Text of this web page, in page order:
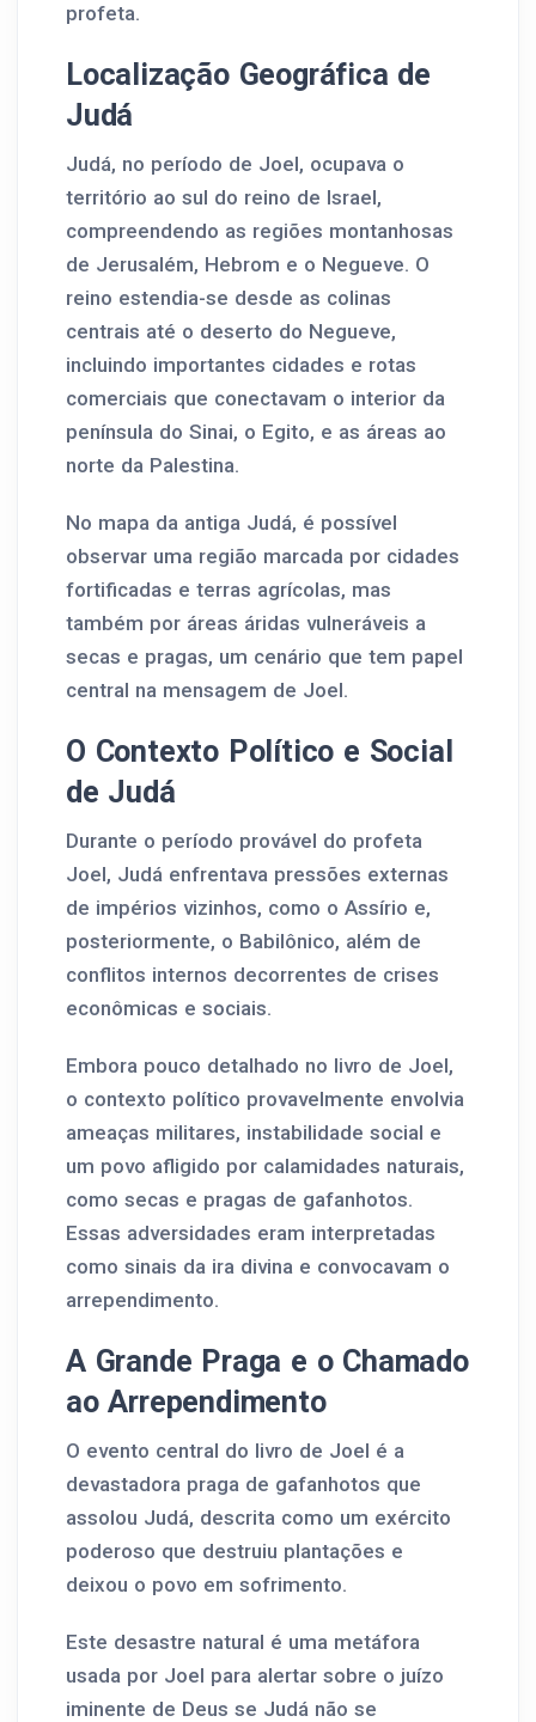
profeta.
Localização Geográfica de
Judá
Judá, no período de Joel, ocupava o
território ao sul do reino de Israel,
compreendendo as regiões montanhosas
de Jerusalém, Hebrom e o Negueve. O
reino estendia-se desde as colinas
centrais até o deserto do Negueve,
incluindo importantes cidades e rotas
comerciais que conectavam o interior da
península do Sinai, o Egito, e as áreas ao
norte da Palestina.
No mapa da antiga Judá, é possível
observar uma região marcada por cidades
fortificadas e terras agrícolas, mas
também por áreas áridas vulneráveis a
secas e pragas, um cenário que tem papel
central na mensagem de Joel.
O Contexto Político e Social
de Judá
Durante o período provável do profeta
Joel, Judá enfrentava pressões externas
de impérios vizinhos, como o Assírio e,
posteriormente, o Babilônico, além de
conflitos internos decorrentes de crises
econômicas e sociais.
Embora pouco detalhado no livro de Joel,
o contexto político provavelmente envolvia
ameaças militares, instabilidade social e
um povo afligido por calamidades naturais,
como secas e pragas de gafanhotos.
Essas adversidades eram interpretadas
como sinais da ira divina e convocavam o
arrependimento.
A Grande Praga e o Chamado
ao Arrependimento
O evento central do livro de Joel é a
devastadora praga de gafanhotos que
assolou Judá, descrita como um exército
poderoso que destruiu plantações e
deixou o povo em sofrimento.
Este desastre natural é uma metáfora
usada por Joel para alertar sobre o juízo
iminente de Deus se Judá não se